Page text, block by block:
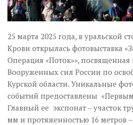
25 марта 2025 года, в уральской
Крови открылась фотовыставка
Операция «Поток»»,
Вооруженных сил России по
Курской области. Уникальные
событий предоставлены
Главный ее экспонат – участок
мм и протяженностью 16 метров –